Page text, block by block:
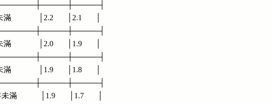
│2.2       │2.1       │
│2.0       │1.9       │
│1.9       │1.8       │
│1.9       │1.7       │